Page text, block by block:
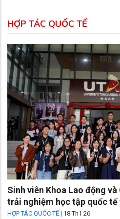
HỢP TÁC QUỐC TẾ
Sinh viên Khoa Lao động
trải nghiệm học tập quốc
HỢP TÁC QUỐC TẾ | 18 Th1 26